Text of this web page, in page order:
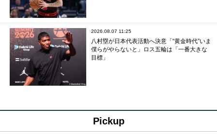
2026.08.07 11:25
八村塁が日本代表活動へ決意「“黄金時代”いま
僕らがやらないと」ロス五輪は「一番大きな
目標」
Pickup